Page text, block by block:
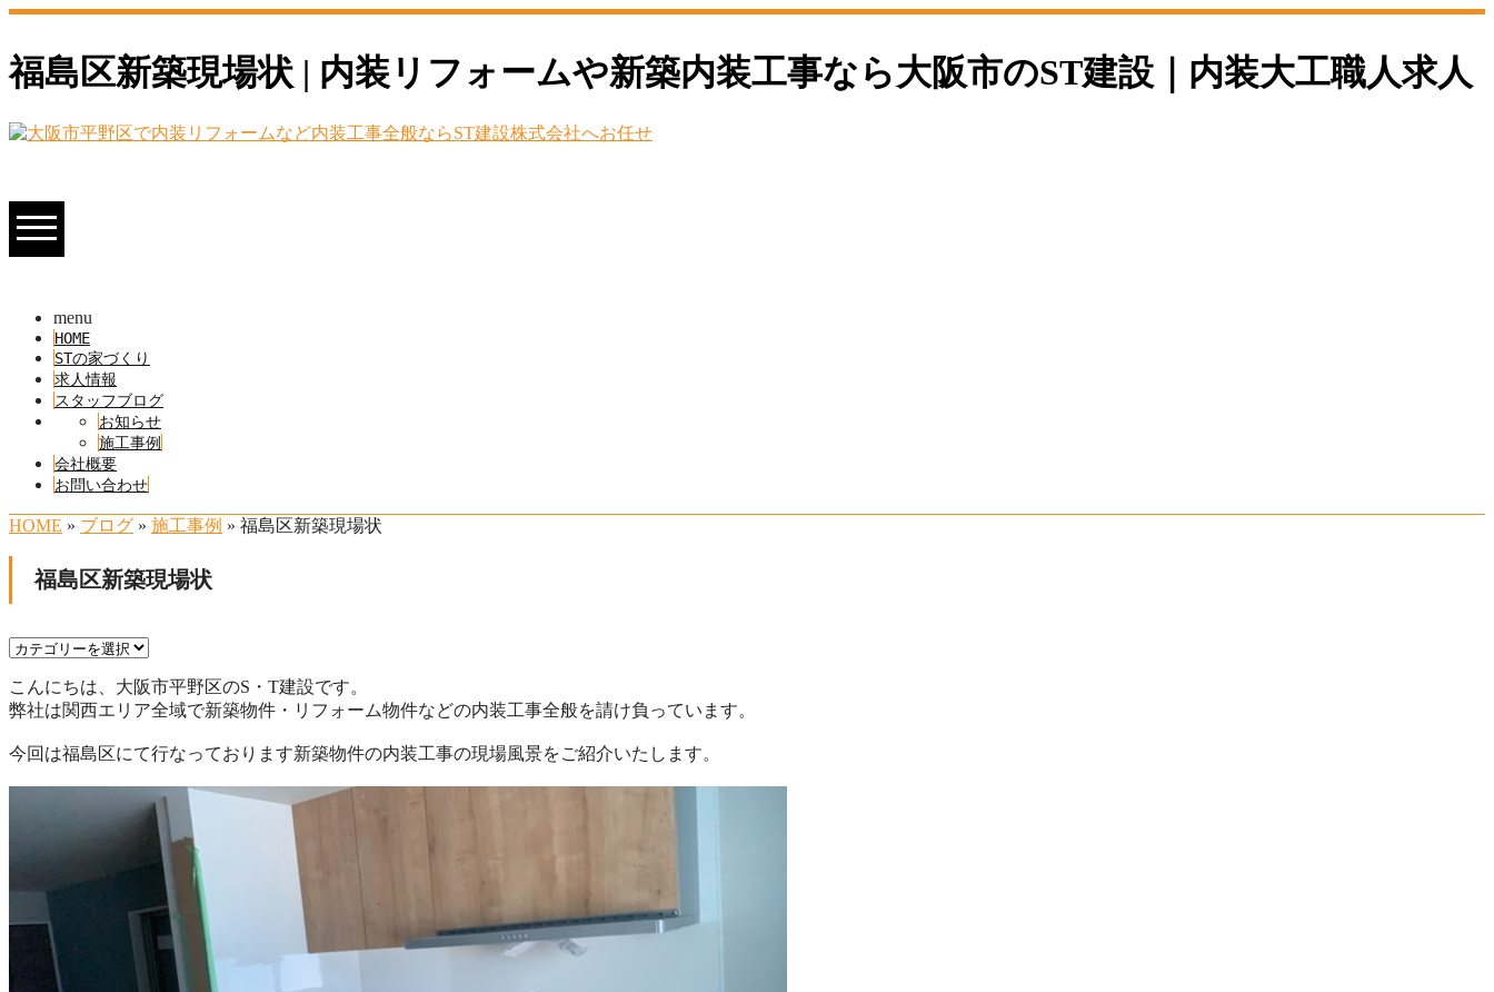
福島区新築現場状 | 内装リフォームや新築内装工事なら大阪市のST建設｜内装大工職人求人
menu
HOME
STの家づくり
求人情報
スタッフブログ
お知らせ
施工事例
会社概要
お問い合わせ
HOME » ブログ » 施工事例 » 福島区新築現場状
福島区新築現場状
こんにちは、大阪市平野区のS・T建設です。
弊社は関西エリア全域で新築物件・リフォーム物件などの内装工事全般を請け負っています。
今回は福島区にて行なっております新築物件の内装工事の現場風景をご紹介いたします。